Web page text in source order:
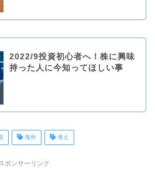
2022/9投資初心者へ！株に興味
持った人に今知ってほしい事
海外 考え
スポンサーリンク